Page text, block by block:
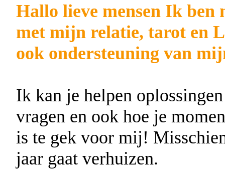
Hallo lieve mensen Ik ben
met mijn relatie, tarot en
ook ondersteuning van
Ik kan je helpen
vragen en ook hoe je
is te gek voor mij!
jaar gaat verhuizen.